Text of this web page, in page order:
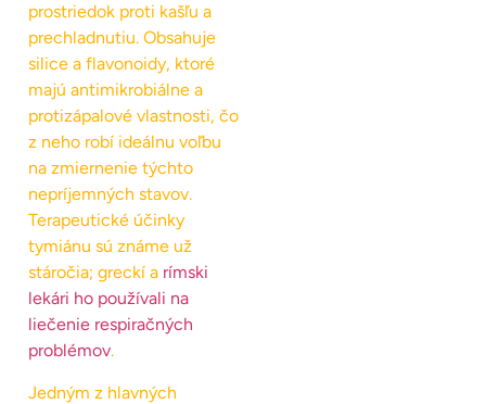
prostriedok proti kašľu a
prechladnutiu. Obsahuje
silice a flavonoidy, ktoré
majú antimikrobiálne a
protizápalové vlastnosti, čo
z neho robí ideálnu voľbu
na zmiernenie týchto
nepríjemných stavov.
Terapeutické účinky
tymiánu sú známe už
stáročia; greckí a rímski
lekári ho používali na
liečenie respiračných
problémov.
Jedným z hlavných